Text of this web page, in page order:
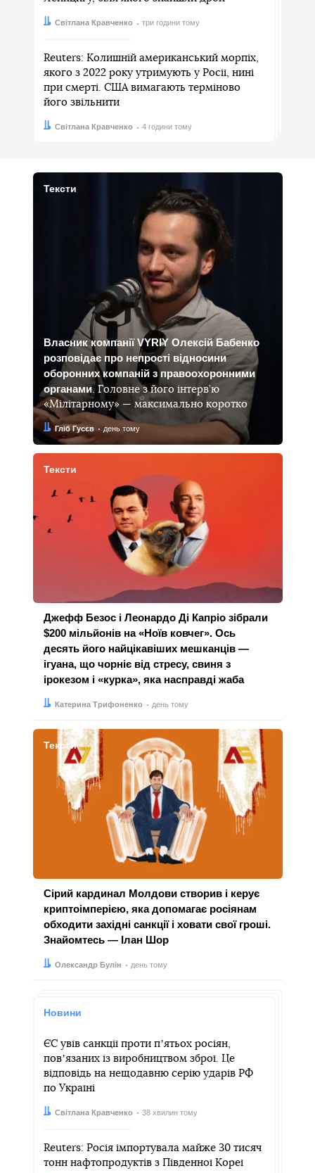
Автор:
Світлана Кравченко
Дата: три години тому
Reuters: Колишній американський морпіх,
якого з 2022 року утримують у Росії, нині
при смерті. США вимагають терміново
його звільнити
Автор:
Світлана Кравченко
Дата: 4 години тому
Тексти
Власник компанії VYRIY Олексій Бабенко
розповідає про непрості відносини
оборонних компаній з правоохоронними
органами. Головне з його інтерв’ю
«Мілітарному» — максимально коротко
Автор:
Гліб Гусєв
Дата: день тому
Тексти
Джефф Безос і Леонардо Ді Капріо зібрали
$200 мільйонів на «Ноїв ковчег». Ось
десять його найцікавіших мешканців —
ігуана, що чорніє від стресу, свиня з
ірокезом і «курка», яка насправді жаба
Автор:
Катерина Трифоненко
Дата: день тому
Тексти
Сірий кардинал Молдови створив і керує
криптоімперією, яка допомагає росіянам
обходити західні санкції і ховати свої гроші.
Знайомтесь — Ілан Шор
Автор:
Олександр Булін
Дата: день тому
Новини
ЄС увів санкції проти пʼятьох росіян,
повʼязаних із виробництвом зброї. Це
відповідь на нещодавню серію ударів РФ
по Україні
Автор:
Світлана Кравченко
Дата: 38 хвилин тому
Reuters: Росія імпортувала майже 30 тисяч
тонн нафтопродуктів з Південної Кореї